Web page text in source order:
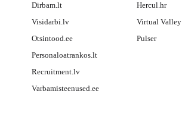
Dirbam.lt
Visidarbi.lv
Otsintood.ee
Personaloatrankos.lt
Recruitment.lv
Varbamisteenused.ee
Hercul.hr
Virtual Valley
Pulser